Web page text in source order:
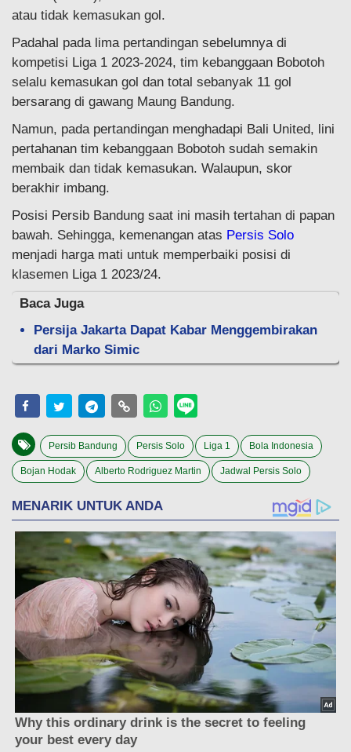
atau tidak kemasukan gol.
Padahal pada lima pertandingan sebelumnya di
kompetisi Liga 1 2023-2024, tim kebanggaan Bobotoh
selalu kemasukan gol dan total sebanyak 11 gol
bersarang di gawang Maung Bandung.
Namun, pada pertandingan menghadapi Bali United, lini
pertahanan tim kebanggaan Bobotoh sudah semakin
membaik dan tidak kemasukan. Walaupun, skor
berakhir imbang.
Posisi Persib Bandung saat ini masih tertahan di papan
bawah. Sehingga, kemenangan atas Persis Solo
menjadi harga mati untuk memperbaiki posisi di
klasemen Liga 1 2023/24.
Baca Juga
Persija Jakarta Dapat Kabar Menggembirakan
dari Marko Simic
Persib Bandung Persis Solo Liga 1 Bola Indonesia
Bojan Hodak Alberto Rodriguez Martin Jadwal Persis Solo